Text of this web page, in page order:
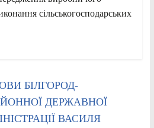
сільськогосподарських
БІЛГОРОД-
ДЕРЖАВНОЇ
ВАСИЛЯ